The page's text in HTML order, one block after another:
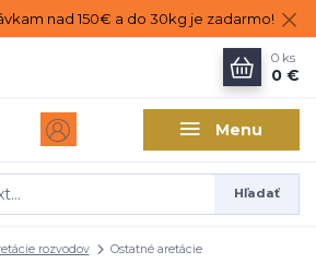
nad 150€ a do 30kg je zadarmo!
Menu
Hľadať
0 ks
0 €
rozvodov Ostatné aretácie